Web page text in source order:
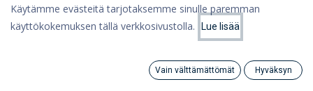
Hinta:
Lisää ostoskoriin
Category
3M-suojahaalari 4540+, M
12,68 €
Käytämme evästeitä tarjotaksemme sinulle paremman
käyttökokemuksen tällä verkkosivustolla.
Lue lisää
Vain välttämättömät Hyväksyn